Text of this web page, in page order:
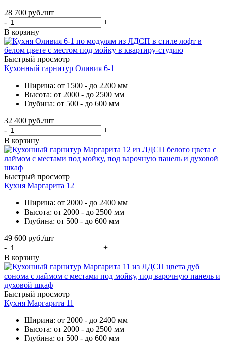
28 700 руб./шт
-
+
В корзину
Быстрый просмотр
Кухонный гарнитур Оливия 6-1
Ширина: от 1500 - до 2200 мм
Высота: от 2000 - до 2500 мм
Глубина: от 500 - до 600 мм
32 400 руб./шт
-
+
В корзину
Быстрый просмотр
Кухня Маргарита 12
Ширина: от 2000 - до 2400 мм
Высота: от 2000 - до 2500 мм
Глубина: от 500 - до 600 мм
49 600 руб./шт
-
+
В корзину
Быстрый просмотр
Кухня Маргарита 11
Ширина: от 2000 - до 2400 мм
Высота: от 2000 - до 2500 мм
Глубина: от 500 - до 600 мм